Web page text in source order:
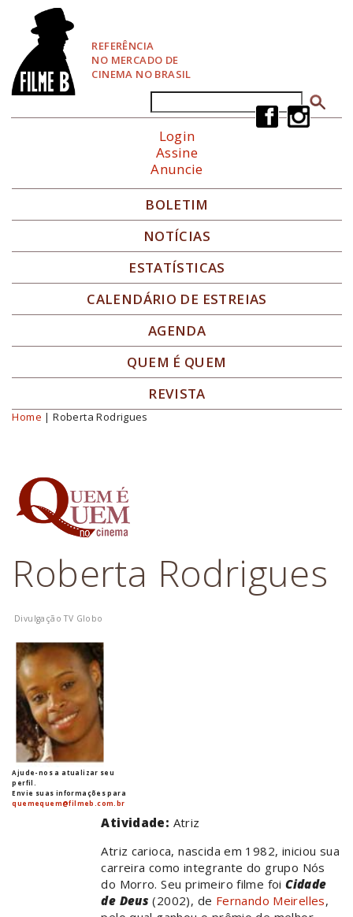
REFERÊNCIA
NO MERCADO DE
CINEMA NO BRASIL
Formulário de busca
Login
Assine
Anuncie
BOLETIM
NOTÍCIAS
ESTATÍSTICAS
CALENDÁRIO DE ESTREIAS
AGENDA
QUEM É QUEM
REVISTA
Você está aqui
Home | Roberta Rodrigues
Roberta Rodrigues
Divulgação TV Globo
Ajude-nos a atualizar seu
perfil.
Envie suas informações para
quemequem@filmeb.com.br
Atividade: Atriz
Atriz carioca, nascida em 1982, iniciou sua
carreira como integrante do grupo Nós
do Morro. Seu primeiro filme foiCidade
de Deus (2002), de Fernando Meirelles,